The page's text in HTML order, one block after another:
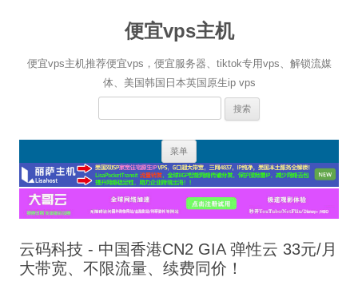
便宜vps主机
便宜vps主机推荐便宜vps，便宜服务器、tiktok专用vps、解锁流媒
体、美国韩国日本英国原生ip vps
搜
菜单
正
文
云码科技 - 中国香港CN2 GIA 弹性云 33元/月
大带宽、不限流量、续费同价！